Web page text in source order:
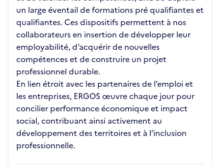
un large éventail de formations pré qualifiantes et
qualifiantes. Ces dispositifs permettent à nos
collaborateurs en insertion de développer leur
employabilité, d’acquérir de nouvelles
compétences et de construire un projet
professionnel durable.
En lien étroit avec les partenaires de l’emploi et
les entreprises, ERGOS œuvre chaque jour pour
concilier performance économique et impact
social, contribuant ainsi activement au
développement des territoires et à l’inclusion
professionnelle.